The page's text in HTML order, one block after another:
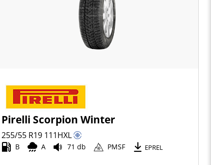
Pirelli Scorpion Winter
255/55 R19 111HXL
B A 71 db PMSF EPREL